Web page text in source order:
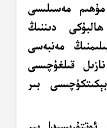
مەسىلىسى
دىننىڭ
مەنبەسى
قىلغۇچىسى
بىر